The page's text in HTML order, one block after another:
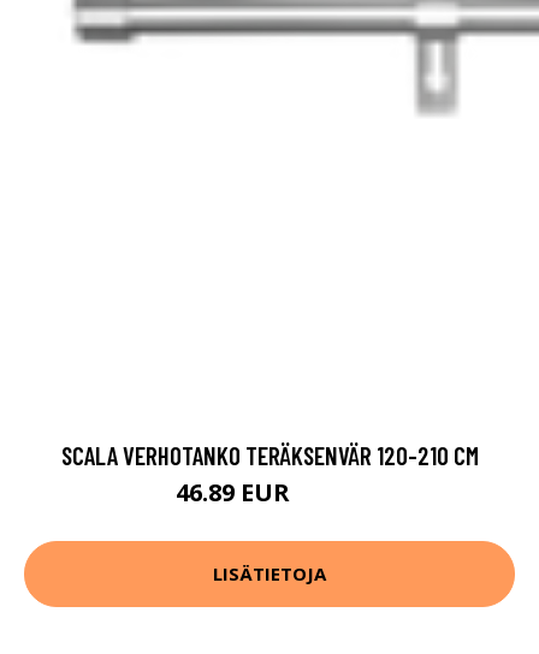
SCALA VERHOTANKO TERÄKSENVÄR 120-210 CM
46.89 EUR
LISÄTIETOJA